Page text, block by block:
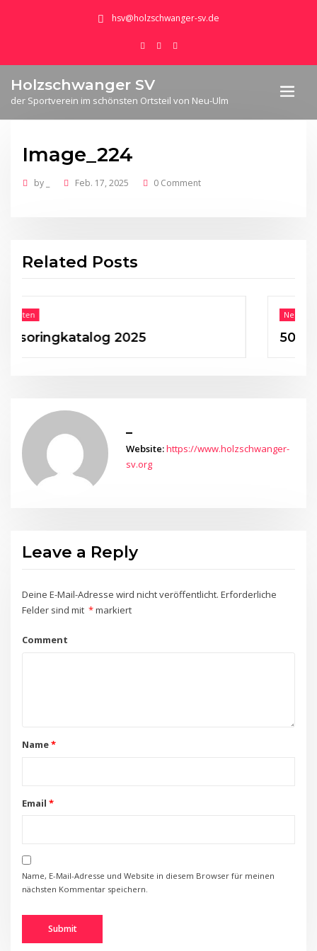
hsv@holzschwanger-sv.de
Holzschwanger SV
der Sportverein im schönsten Ortsteil von Neu-Ulm
Image_224
by Feb. 17, 2025 0 Comment
Related Posts
2025 50 Jahre
_
Website:https://www.holzschwanger-
sv.org
Leave a Reply
Deine E-Mail-Adresse wird nicht veröffentlicht. Erforderliche
Felder sind mit *markiert
Comment
Name*
Email *
Name, E-Mail-Adresse und Website in diesem Browser für meinen
nächsten Kommentar speichern.